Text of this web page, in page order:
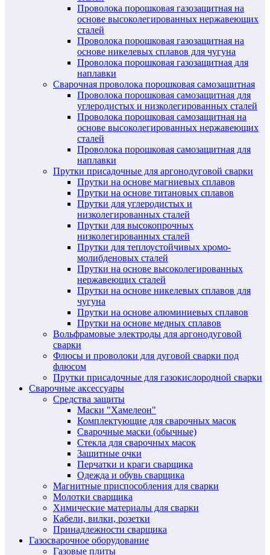
Проволока порошковая газозащитная на
основе высоколегированных нержавеющих
сталей
Проволока порошковая газозащитная на
основе никелевых сплавов для чугуна
Проволока порошковая газозащитная для
наплавки
Сварочная проволока порошковая самозащитная
Проволока порошковая самозащитная для
углеродистых и низколегированных сталей
Проволока порошковая самозащитная на
основе высоколегированных нержавеющих
сталей
Проволока порошковая самозащитная для
наплавки
Прутки присадочные для аргонодуговой сварки
Прутки на основе магниевых сплавов
Прутки на основе титановых сплавов
Прутки для углеродистых и
низколегированных сталей
Прутки для высокопрочных
низколегированных сталей
Прутки для теплоустойчивых хромо-
молибденовых сталей
Прутки на основе высоколегированных
нержавеющих сталей
Прутки на основе никелевых сплавов для
чугуна
Прутки на основе алюминиевых сплавов
Прутки на основе медных сплавов
Вольфрамовые электроды для аргонодуговой
сварки
Флюсы и проволоки для дуговой сварки под
флюсом
Прутки присадочные для газокислородной сварки
Сварочные аксессуары
Средства защиты
Маски "Хамелеон"
Комплектующие для сварочных масок
Сварочные маски (обычные)
Стекла для сварочных масок
Защитные очки
Перчатки и краги сварщика
Одежда и обувь сварщика
Магнитные приспособления для сварки
Молотки сварщика
Химические материалы для сварки
Кабели, вилки, розетки
Принадлежности сварщика
Газосварочное оборудование
Газовые плиты